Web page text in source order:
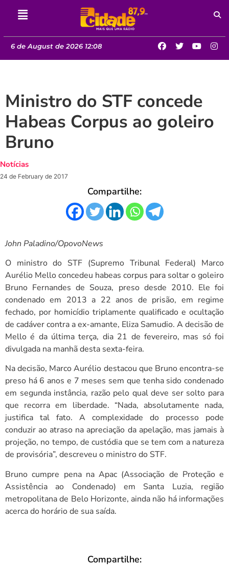
6 de August de 2026 12:08
Ministro do STF concede
Habeas Corpus ao goleiro
Bruno
Notícias
24 de February de 2017
Compartilhe:
John Paladino/OpovoNews
O ministro do STF (Supremo Tribunal Federal) Marco
Aurélio Mello concedeu habeas corpus para soltar o goleiro
Bruno Fernandes de Souza, preso desde 2010. Ele foi
condenado em 2013 a 22 anos de prisão, em regime
fechado, por homicídio triplamente qualificado e ocultação
de cadáver contra a ex-amante, Eliza Samudio. A decisão de
Mello é da última terça, dia 21 de fevereiro, mas só foi
divulgada na manhã desta sexta-feira.
Na decisão, Marco Aurélio destacou que Bruno encontra-se
preso há 6 anos e 7 meses sem que tenha sido condenado
em segunda instância, razão pelo qual deve ser solto para
que recorra em liberdade. “Nada, absolutamente nada,
justifica tal fato. A complexidade do processo pode
conduzir ao atraso na apreciação da apelação, mas jamais à
projeção, no tempo, de custódia que se tem com a natureza
de provisória”, descreveu o ministro do STF.
Bruno cumpre pena na Apac (Associação de Proteção e
Assistência ao Condenado) em Santa Luzia, região
metropolitana de Belo Horizonte, ainda não há informações
acerca do horário de sua saída.
Compartilhe: